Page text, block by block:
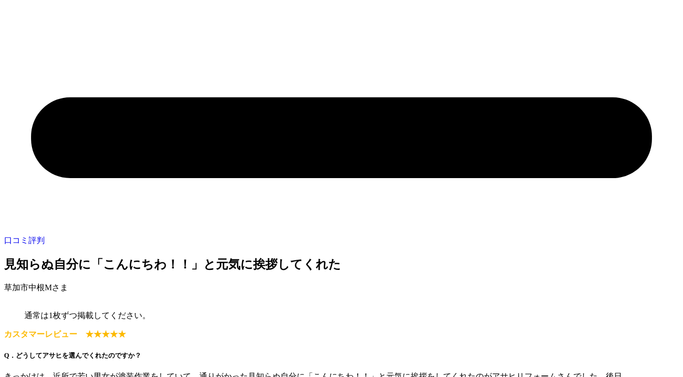
口コミ評判
見知らぬ自分に「こんにちわ！！」と元気に挨拶してくれた
草加市中根Mさま
通常は1枚ずつ掲載してください。
カスタマーレビュー ★★★★★
Q．どうしてアサヒを選んでくれたのですか？